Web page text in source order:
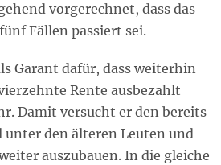
vorgerechnet, dass das
Fällen passiert sei.
Garant dafür, dass weiterhin
Rente ausbezahlt
Damit versucht er den bereits
unter den älteren Leuten und
auszubauen. In die gleiche